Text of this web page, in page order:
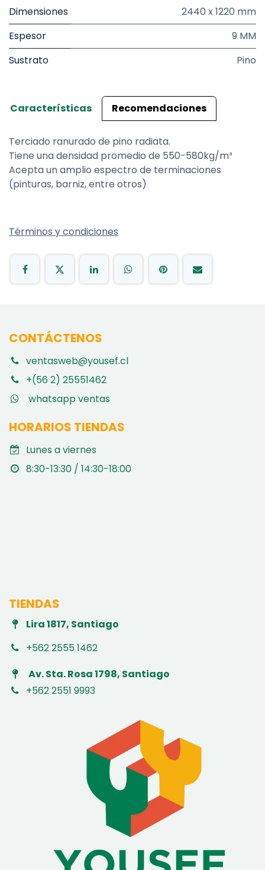
Dimensiones
2440 x 1220 mm
Espesor
9 MM
Sustrato
Pino
Características Recomendaciones
Terciado ranurado de pino radiata.
Tiene una densidad promedio de 550-580kg/m³
Acepta un amplio espectro de terminaciones
(pinturas, barniz, entre otros)
Términos y condiciones
CONTÁCTENOS
ventasweb@yousef.cl
+(56 2) 25551462
whatsapp ventas
HORARIOS TIENDAS
Lunes a viernes
8:30-13:30 / 14:30-18:00
TIENDAS
Lira 1817, Santiago
+562 2555 1462
Av. Sta. Rosa 1798, Santiago
+562 2551 9993